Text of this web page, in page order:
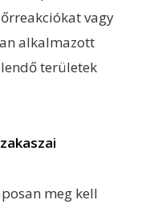
vagy
alkalmazott
területek
meg kell